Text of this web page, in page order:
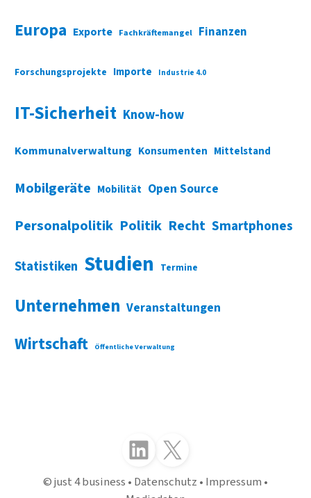
Europa Exporte Fachkräftemangel Finanzen
Forschungsprojekte Importe Industrie 4.0
IT-Sicherheit Know-how
Kommunalverwaltung Konsumenten Mittelstand
Mobilgeräte Mobilität Open Source
Personalpolitik Politik Recht Smartphones
Statistiken Studien Termine
Unternehmen Veranstaltungen
Wirtschaft Öffentliche Verwaltung
Folgen Sie uns auf LinkedInFolgen Sie uns auf X (Twitter)
just 4 business Datenschutz Impressum